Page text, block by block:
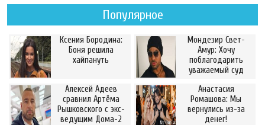
Популярное
Ксения Бородина:
Боня решила
хайпануть
Мондезир Свет-
Амур: Хочу
поблагодарить
уважаемый суд
Алексей Адеев
сравнил Артёма
Рышковского с экс-
ведущим Дома-2
Анастасия
Ромашова: Мы
вернулись из-за
денег!